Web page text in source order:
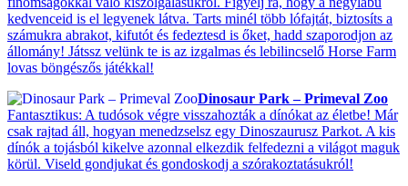
kedvenceid is el legyenek látva. Tarts minél több lófajtát, biztosíts a
számukra abrakot, kifutót és fedeztesd is őket, hadd szaporodjon az
állomány! Játssz velünk te is az izgalmas és lebilincselő Horse Farm
lovas böngészős játékkal!
Dinosaur Park – Primeval Zoo
Fantasztikus: A tudósok végre visszahozták a dínókat az életbe! Már
csak rajtad áll, hogyan menedzselsz egy Dinoszaurusz Parkot. A kis
dínók a tojásból kikelve azonnal elkezdik felfedezni a világot maguk
körül. Viseld gondjukat és gondoskodj a szórakoztatásukról!